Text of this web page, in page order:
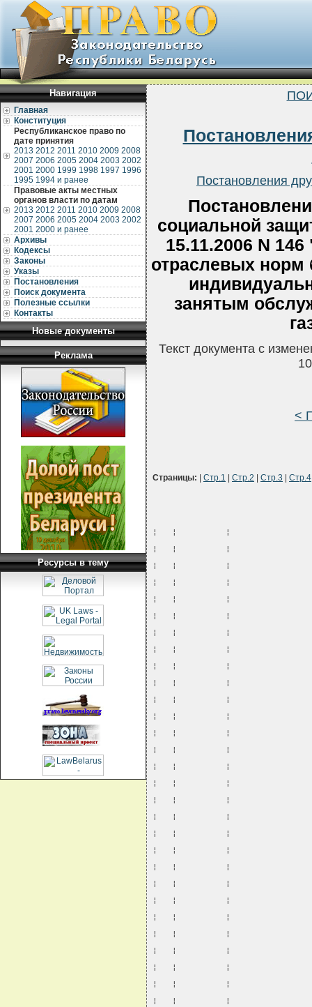
Навигация
Главная
Конституция
Республиканское право по
дате принятия
2013 2012 2011 2010 2009 2008
2007 2006 2005 2004 2003 2002
2001 2000 1999 1998 1997 1996
1995 1994 и ранее
Правовые акты местных
органов власти по датам
2013 2012 2011 2010 2009 2008
2007 2006 2005 2004 2003 2002
2001 2000 и ранее
Архивы
Кодексы
Законы
Указы
Постановления
Поиск документа
Полезные ссылки
Контакты
Новые документы
Реклама
Ресурсы в тему
Постановления
социальной
15.11.2006 N
отраслевых норм
занятым
Текст документа с
<
Страницы: Стр.1 Стр.2 Стр.3 Стр.4
¦   ¦          ¦
¦   ¦          ¦
¦   ¦          ¦
¦   ¦          ¦
¦   ¦          ¦
¦   ¦          ¦
¦   ¦          ¦
¦   ¦          ¦
¦   ¦          ¦
¦   ¦          ¦
¦   ¦          ¦
¦   ¦          ¦
¦   ¦          ¦
¦   ¦          ¦
¦   ¦          ¦
¦   ¦          ¦
¦   ¦          ¦
¦   ¦          ¦
¦   ¦          ¦
¦   ¦          ¦
¦   ¦          ¦
¦   ¦          ¦
¦   ¦          ¦
¦   ¦          ¦
¦   ¦          ¦                  ¦В
¦   ¦          ¦
¦   ¦          ¦
¦   ¦          ¦
¦   ¦          ¦